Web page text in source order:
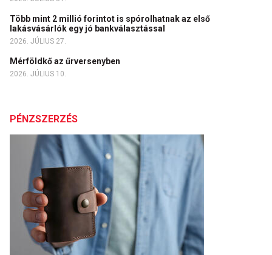
Több mint 2 millió forintot is spórolhatnak az első
lakásvásárlók egy jó bankválasztással
2026. JÚLIUS 27.
Mérföldkő az űrversenyben
2026. JÚLIUS 10.
PÉNZSZERZÉS